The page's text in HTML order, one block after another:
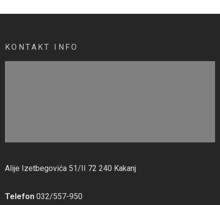
KONTAKT INFO
Alije Izetbegovića 51/II 72 240 Kakanj
Telefon 032/557-950